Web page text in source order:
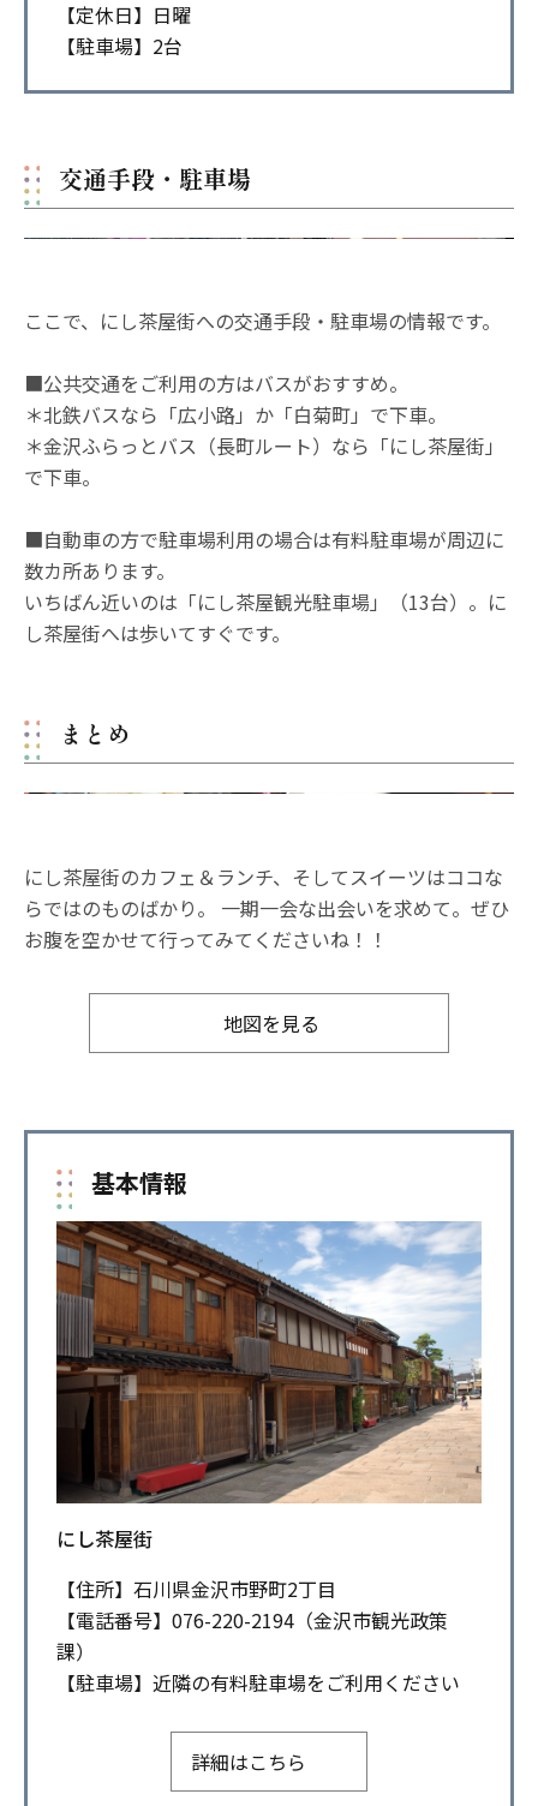
【定休日】日曜
【駐車場】2台
交通手段・駐車場
ここで、にし茶屋街への交通手段・駐車場の情報です。
■公共交通をご利用の方はバスがおすすめ。
＊北鉄バスなら「広小路」か「白菊町」で下車。
＊金沢ふらっとバス（長町ルート）なら「にし茶屋街」
で下車。
■自動車の方で駐車場利用の場合は有料駐車場が周辺に
数カ所あります。
いちばん近いのは「にし茶屋観光駐車場」（13台）。に
し茶屋街へは歩いてすぐです。
まとめ
にし茶屋街のカフェ＆ランチ、そしてスイーツはココな
らではのものばかり。 一期一会な出会いを求めて。ぜひ
お腹を空かせて行ってみてくださいね！！
地図を見る
基本情報
にし茶屋街
【住所】石川県金沢市野町2丁目
【電話番号】076-220-2194（金沢市観光政策
課）
【駐車場】近隣の有料駐車場をご利用ください
詳細はこちら